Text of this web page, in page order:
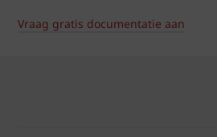
Vraag gratis documentatie aan